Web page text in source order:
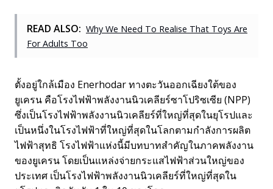
READ ALSO: Why We Need To Realise That Toys Are
For Adults Too
ตั้งอยู่ใกล้เมือง Enerhodar ทางตะวันออกเฉียงใต้ของ
ยูเครน คือโรงไฟฟ้าพลังงานนิวเคลียร์ซาโปริซเซีย (NPP)
ซึ่งเป็นโรงไฟฟ้าพลังงานนิวเคลียร์ที่ใหญ่ที่สุดในยุโรปและ
เป็นหนึ่งในโรงไฟฟ้าที่ใหญ่ที่สุดในโลกตามกำลังการผลิต
ไฟฟ้าสุทธิ โรงไฟฟ้าแห่งนี้มีบทบาทสำคัญในภาคพลังงาน
ของยูเครน โดยเป็นแหล่งจ่ายกระแสไฟฟ้าส่วนใหญ่ของ
ประเทศ เป็นโรงไฟฟ้าพลังงานนิวเคลียร์ที่ใหญ่ที่สุดใน